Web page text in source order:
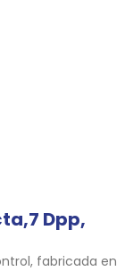
Dpp,
fabricada en